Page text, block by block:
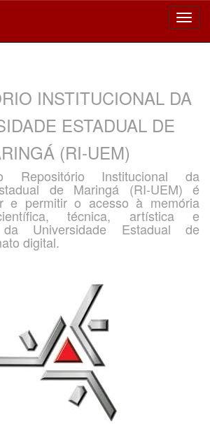
INSTITUCIONAL DA
ESTADUAL DE
(RI-UEM)
Institucional da
de Maringá (RI-UEM) é
e permitir o acesso à memória
técnica, artística e
da Universidade Estadual de
digital.